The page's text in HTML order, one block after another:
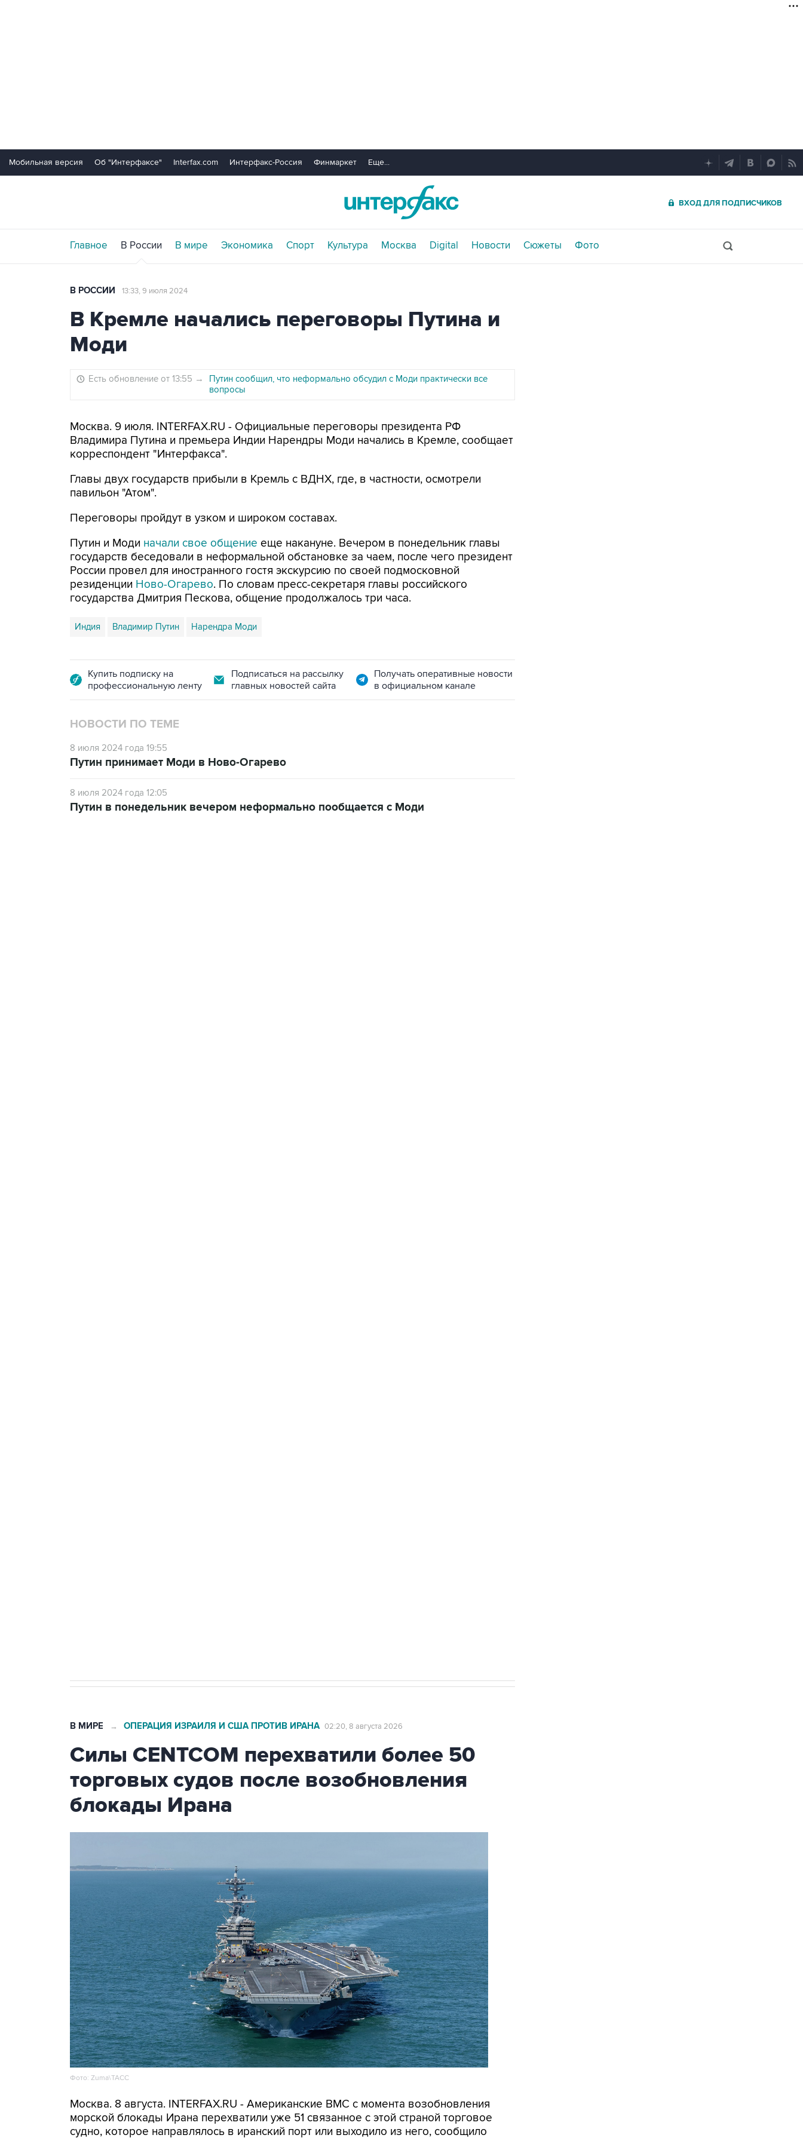
Мобильная версия Об "Интерфаксе" Interfax.com Интерфакс-Россия Финмаркет Еще...
ВХОД ДЛЯ ПОДПИСЧИКОВ
Главное В России В мире Экономика Спорт Культура Москва Digital Новости Сюжеты Фото
В РОССИИ 13:33, 9 июля 2024
В Кремле начались переговоры Путина и
Моди
Есть обновление от 13:55 →
Путин сообщил, что неформально обсудил с Моди практически все
вопросы
Москва. 9 июля. INTERFAX.RU - Официальные переговоры президента РФ
Владимира Путина и премьера Индии Нарендры Моди начались в Кремле, сообщает
корреспондент "Интерфакса".
Главы двух государств прибыли в Кремль с ВДНХ, где, в частности, осмотрели
павильон "Атом".
Переговоры пройдут в узком и широком составах.
Путин и Моди начали свое общение еще накануне. Вечером в понедельник главы
государств беседовали в неформальной обстановке за чаем, после чего президент
России провел для иностранного гостя экскурсию по своей подмосковной
резиденции Ново-Огарево. По словам пресс-секретаря главы российского
государства Дмитрия Пескова, общение продолжалось три часа.
Индия Владимир Путин Нарендра Моди
Купить подписку на
профессиональную ленту
Подписаться на рассылку
главных новостей сайта
Получать оперативные новости
в официальном канале
НОВОСТИ ПО ТЕМЕ
8 июля 2024 года 19:55
Путин принимает Моди в Ново-Огарево
8 июля 2024 года 12:05
Путин в понедельник вечером неформально пообщается с Моди
В МИРЕ → ОПЕРАЦИЯ ИЗРАИЛЯ И США ПРОТИВ ИРАНА 02:20, 8 августа 2026
Силы CENTCOM перехватили более 50
торговых судов после возобновления
блокады Ирана
Фото: Zuma\ТАСС
Москва. 8 августа. INTERFAX.RU - Американские ВМС с момента возобновления
морской блокады Ирана перехватили уже 51 связанное с этой страной торговое
судно, которое направлялось в иранский порт или выходило из него, сообщило